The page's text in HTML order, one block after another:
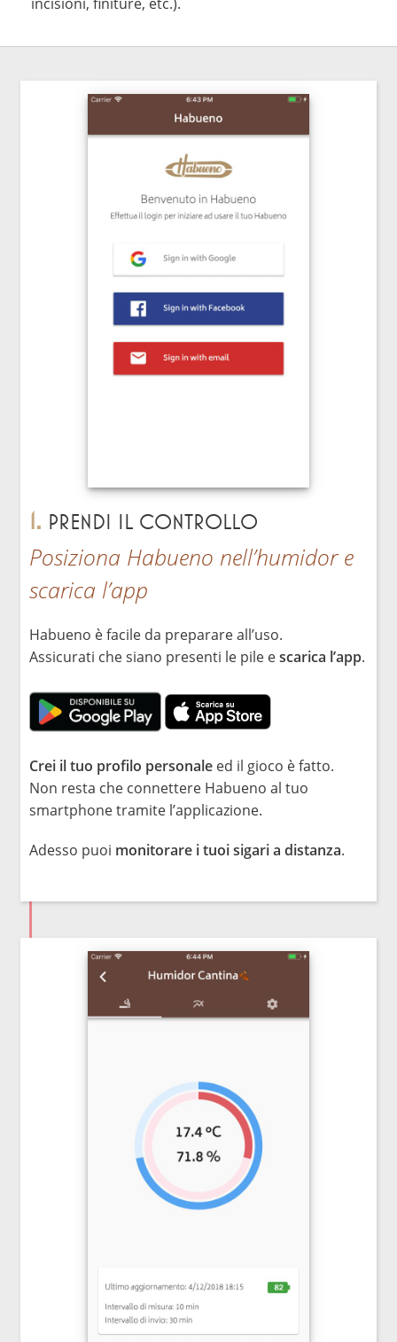
1. Prendi il controllo
Posiziona Habueno nell’humidor e
scarica l’app
Habueno è facile da preparare all’uso.
Assicurati che siano presenti le pile escarica l’app.
Crei il tuo profilo personale ed il gioco è fatto.
Non resta che connettere Habueno al tuo
smartphone tramite l’applicazione.
Adesso puoi monitorare i tuoi sigari a distanza.